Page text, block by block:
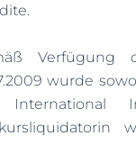
Verfügung
wurde
International